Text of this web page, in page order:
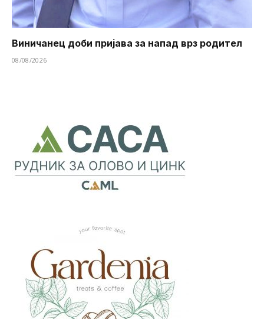
Виничанец доби пријава за напад врз родител
08/08/2026